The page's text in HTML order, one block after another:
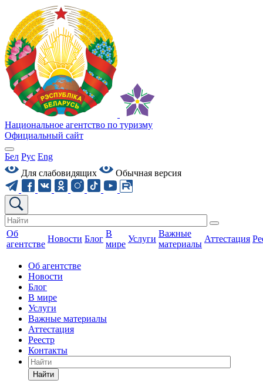
Национальное агентство по туризму
Официальный сайт
Бел Рус Eng
Для слабовидящих
Обычная версия
Об
агентстве
Новости Блог
В
мире
Услуги
Важные
материалы
Аттестация
Об агентстве
Новости
Блог
В мире
Услуги
Важные материалы
Аттестация
Реестр
Контакты
Найти